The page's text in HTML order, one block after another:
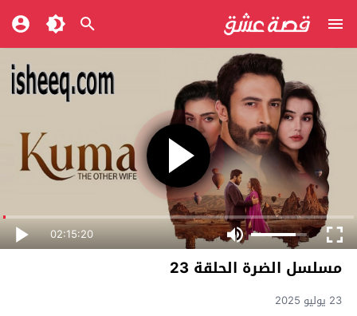
02:15:20
مسلسل الضرة الحلقة 23
23 يوليو 2025